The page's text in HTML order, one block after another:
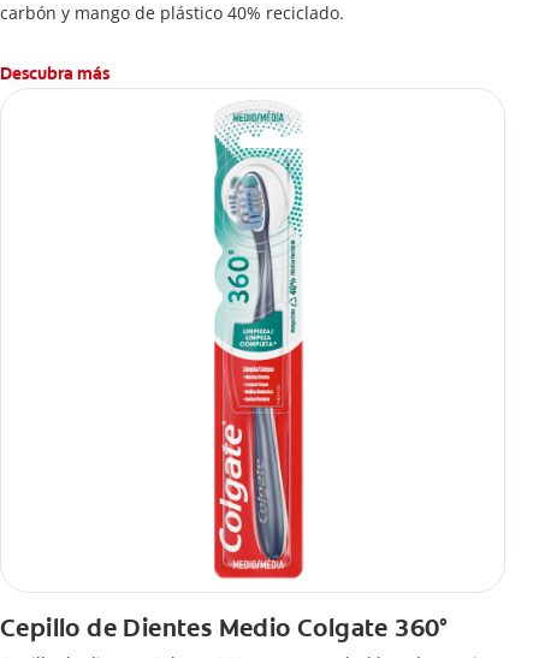
carbón y mango de plástico 40% reciclado.
Descubra más
Cepillo de Dientes Medio Colgate 360°